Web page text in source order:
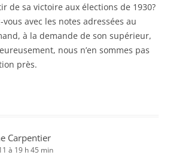
de sa victoire aux élections de 1930?
avec les notes adressées au
à la demande de son supérieur,
nous n’en sommes pas
près.
Carpentier
à 19 h 45 min